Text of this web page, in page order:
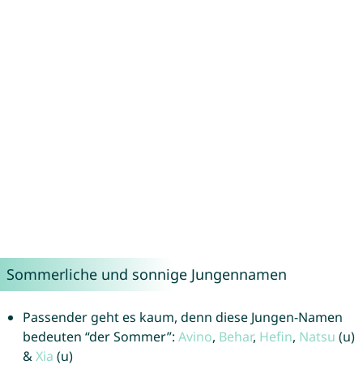
Sommerliche und sonnige Jungennamen
Passender geht es kaum, denn diese Jungen-Namen
bedeuten “der Sommer”: Avino, Behar, Hefin, Natsu (u)
&Xia (u)